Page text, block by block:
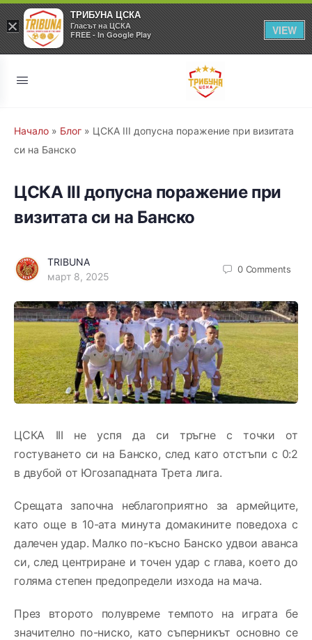
Начало » Блог » ЦСКА III допусна поражение при визитата
си на Банско
ЦСКА III допусна поражение при
визитата си на Банско
TRIBUNA
март 8, 2025
0 Comments
ЦСКА III не успя да си тръгне с точки от
гостуването си на Банско, след като отстъпи с 0:2
в двубой от Югозападната Трета лига.
Срещата започна неблагоприятно за армейците,
като още в 10-ата минута домакините поведоха с
далечен удар. Малко по-късно Банско удвои аванса
си, след центриране и точен удар с глава, което до
голяма степен предопредели изхода на мача.
През второто полувреме темпото на играта бе
значително по-ниско, като съперникът основно се
×
ТРИБУНА ЦСКА
Гласът на ЦСКА
FREE - In Google Play
VIEW